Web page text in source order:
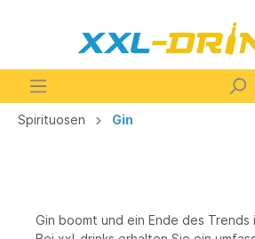
Spirituosen Gin
Gin boomt und ein Ende des Trends